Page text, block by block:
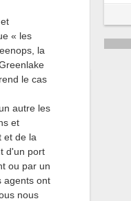
« les
la
le cas
autre les
et
et de la
d'un port
ou par un
agents ont
nous
6